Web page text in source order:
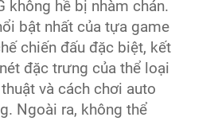
không hề bị nhàm chán.
bật nhất của tựa game
chiến đấu đặc biệt, kết
đặc trưng của thể loại
và cách chơi auto
Ngoài ra, không thể